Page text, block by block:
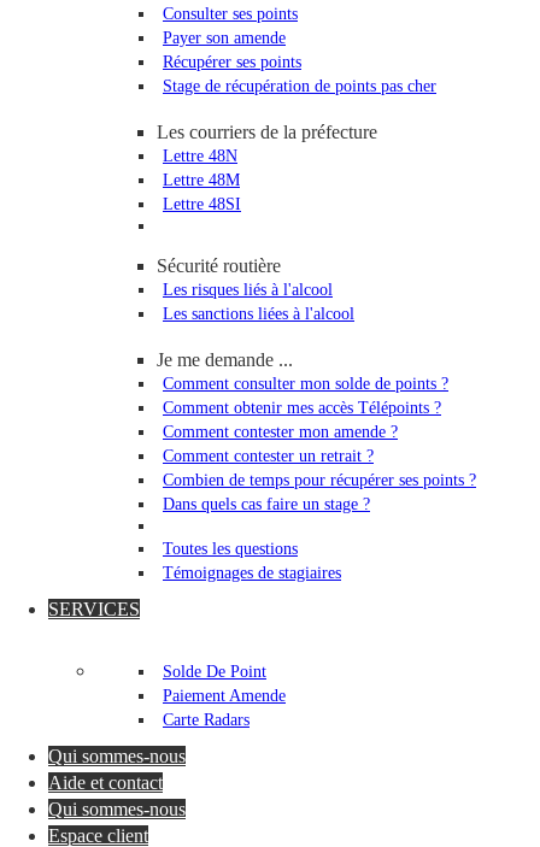
Consulter ses points
Payer son amende
Récupérer ses points
Stage de récupération de points pas cher
Les courriers de la préfecture
Lettre 48N
Lettre 48M
Lettre 48SI
Sécurité routière
Les risques liés à l'alcool
Les sanctions liées à l'alcool
Je me demande ...
Comment consulter mon solde de points ?
Comment obtenir mes accès Télépoints ?
Comment contester mon amende ?
Comment contester un retrait ?
Combien de temps pour récupérer ses points ?
Dans quels cas faire un stage ?
Toutes les questions
Témoignages de stagiaires
SERVICES
Solde De Point
Paiement Amende
Carte Radars
Qui sommes-nous
Aide et contact
Qui sommes-nous
Espace client